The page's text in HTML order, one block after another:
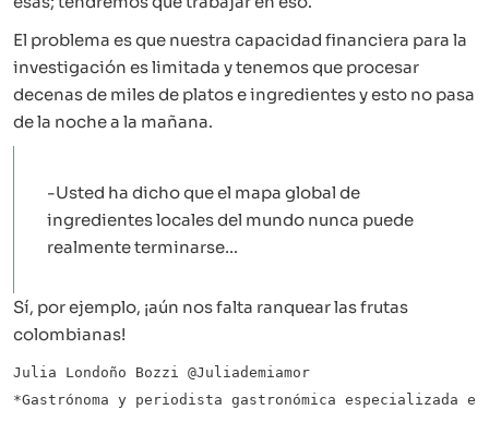
El problema es que nuestra capacidad financiera para la
investigación es limitada y tenemos que procesar
decenas de miles de platos e ingredientes y esto no pasa
de la noche a la mañana.
-Usted ha dicho que el mapa global de
ingredientes locales del mundo nunca puede
realmente terminarse…
Sí, por ejemplo, ¡aún nos falta ranquear las frutas
colombianas!
Julia Londoño Bozzi @Juliademiamor
*Gastrónoma y periodista gastronómica especializada